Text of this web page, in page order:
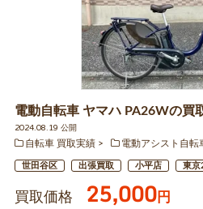
電動自転車 ヤマハ PA26Wの買
2024.08.19 公開
自転車 買取実績
電動アシスト自転
世田谷区 出張買取 小平店 東京
買取価格 25,000円